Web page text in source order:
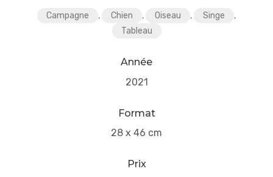
Campagne , Chien , Oiseau , Singe
,
Tableau
Année
2021
Format
28 x 46 cm
Prix